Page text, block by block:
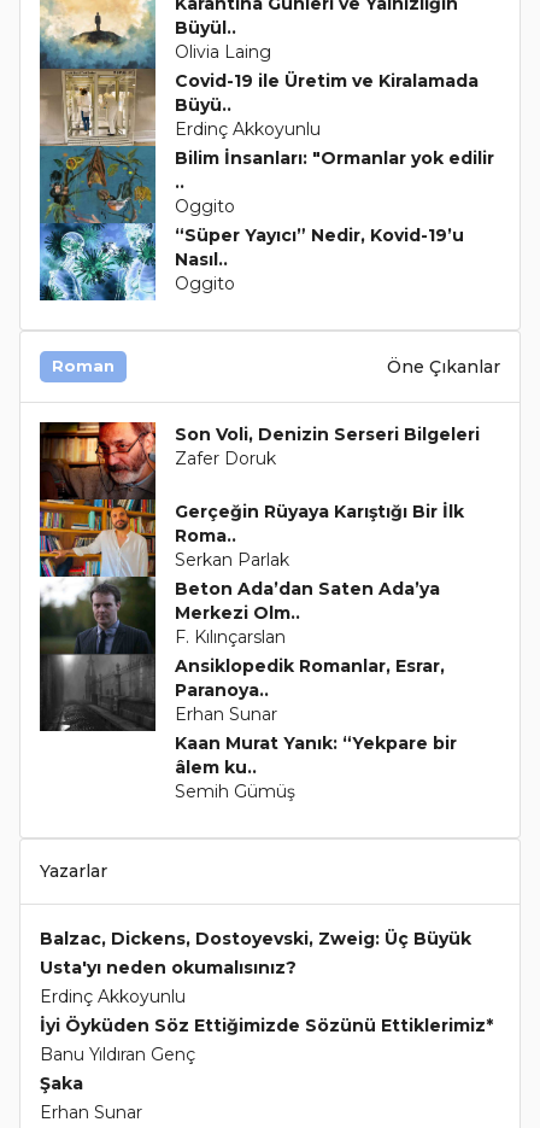
Büyül..
Olivia Laing
Covid-19 ile Üretim ve Kiralamada
Büyü..
Erdinç Akkoyunlu
Bilim İnsanları: "Ormanlar yok edilir
..
Oggito
“Süper Yayıcı” Nedir, Kovid-19’u
Nasıl..
Oggito
Roman Öne Çıkanlar
Son Voli, Denizin Serseri Bilgeleri
Zafer Doruk
Gerçeğin Rüyaya Karıştığı Bir İlk
Roma..
Serkan Parlak
Beton Ada’dan Saten Ada’ya
Merkezi Olm..
F. Kılınçarslan
Ansiklopedik Romanlar, Esrar,
Paranoya..
Erhan Sunar
Kaan Murat Yanık: “Yekpare bir
âlem ku..
Semih Gümüş
Yazarlar
Balzac, Dickens, Dostoyevski, Zweig: Üç Büyük
Usta'yı neden okumalısınız?
Erdinç Akkoyunlu
İyi Öyküden Söz Ettiğimizde Sözünü Ettiklerimiz*
Banu Yıldıran Genç
Şaka
Erhan Sunar